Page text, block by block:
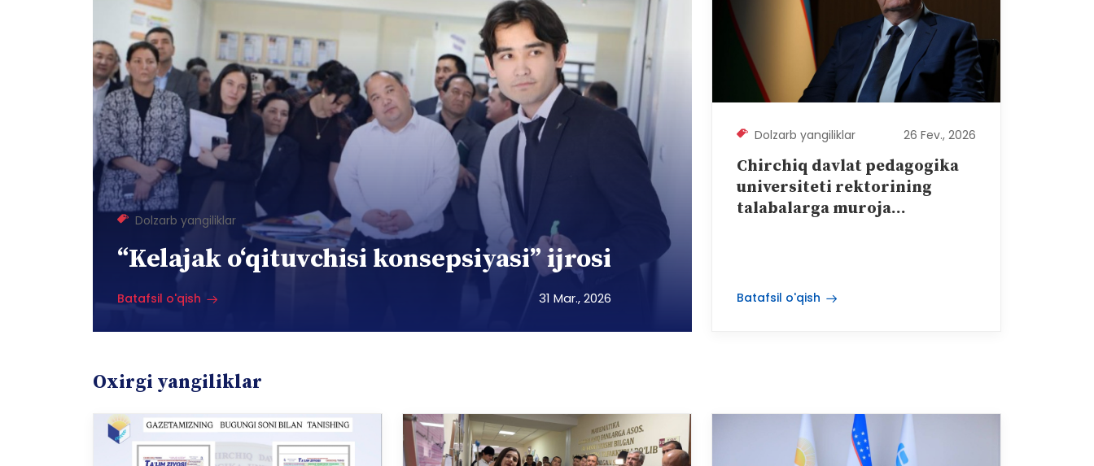
Dolzarb yangiliklar
“Kelajak o‘qituvchisi konsepsiyasi” ijrosi
Batafsil o'qish 31 Mar., 2026
Dolzarb yangiliklar 26 Fev., 2026
Chirchiq davlat pedagogika
universiteti rektorining
talabalarga muroja...
Batafsil o'qish
Oxirgi yangiliklar